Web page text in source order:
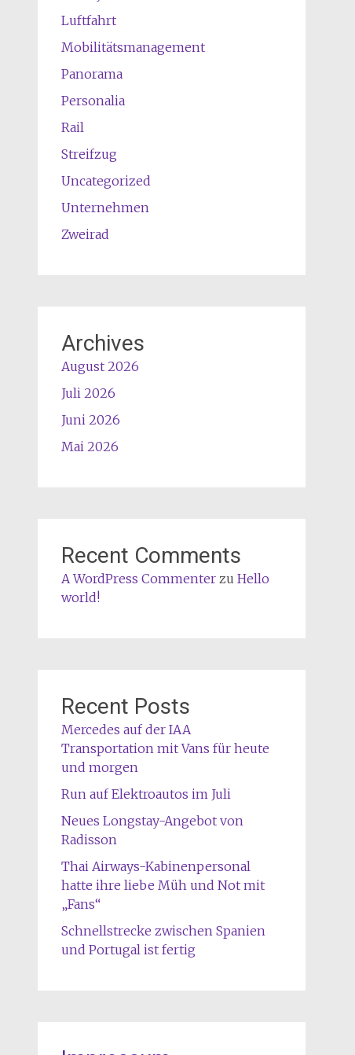
Luftfahrt
Mobilitätsmanagement
Panorama
Personalia
Rail
Streifzug
Uncategorized
Unternehmen
Zweirad
Archives
August 2026
Juli 2026
Juni 2026
Mai 2026
Recent Comments
A WordPress Commenterzu Hello
world!
Recent Posts
Mercedes auf der IAA
Transportation mit Vans für heute
und morgen
Run auf Elektroautos im Juli
Neues Longstay-Angebot von
Radisson
Thai Airways-Kabinenpersonal
hatte ihre liebe Müh und Not mit
„Fans“
Schnellstrecke zwischen Spanien
und Portugal ist fertig